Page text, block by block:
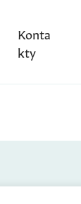
Konta
kty